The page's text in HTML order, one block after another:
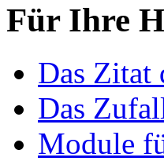
Für Ihre
Das Zitat
Das
Module